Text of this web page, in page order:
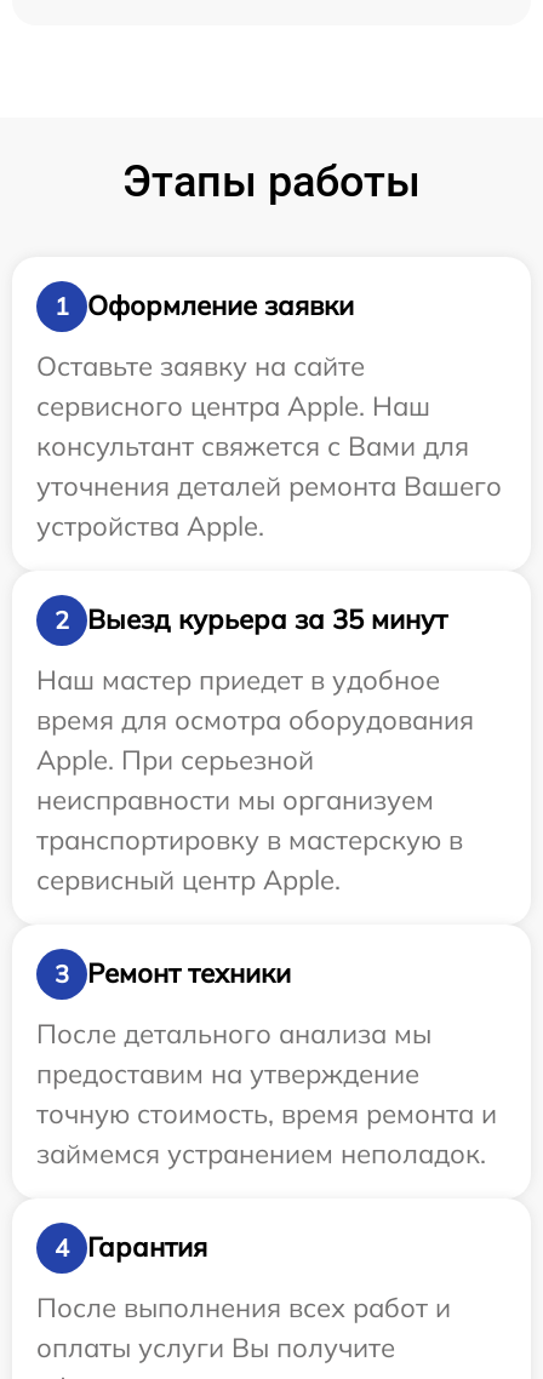
Этапы работы
1
Оформление заявки
Оставьте заявку на сайте
сервисного центра Apple. Наш
консультант свяжется с Вами для
уточнения деталей ремонта Вашего
устройства Apple.
2
Выезд курьера за 35 минут
Наш мастер приедет в удобное
время для осмотра оборудования
Apple. При серьезной
неисправности мы организуем
транспортировку в мастерскую в
сервисный центр Apple.
3
Ремонт техники
После детального анализа мы
предоставим на утверждение
точную стоимость, время ремонта и
займемся устранением неполадок.
4
Гарантия
После выполнения всех работ и
оплаты услуги Вы получите